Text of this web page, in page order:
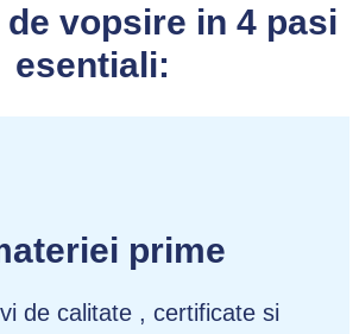
vopsire in 4 pasi
esentiali:
prime
de calitate , certificate si